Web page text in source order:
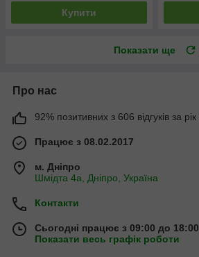
Купити
Показати ще
Про нас
92% позитивних з 606 відгуків за рік
Працює з 08.02.2017
м. Дніпро
Шмідта 4а, Дніпро, Україна
Контакти
Сьогодні працює з 09:00 до 18:00
Показати весь графік роботи